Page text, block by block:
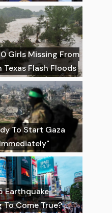
Girls Missing From
Texas Flash Floods
To Start Gaza
Earthquake
Come True?